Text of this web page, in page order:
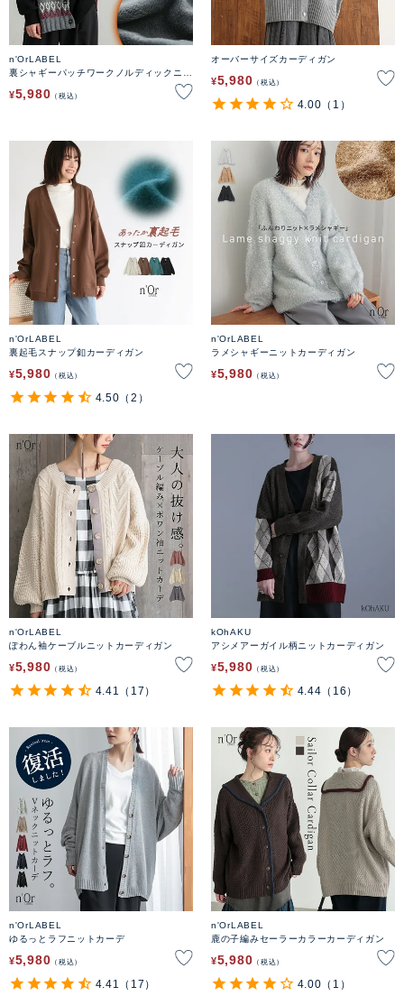
n'OrLABEL
裏シャギーパッチワークノルディックニッ
¥5,980 税込
オーバーサイズカーディガン
¥5,980 税込
4.00 （1）
n'OrLABEL
裏起毛スナップ釦カーディガン
¥5,980 税込
4.50 （2）
n'OrLABEL
ラメシャギーニットカーディガン
¥5,980 税込
n'OrLABEL
ぽわん袖ケーブルニットカーディガン
¥5,980 税込
4.41 （17）
kOhAKU
アシメアーガイル柄ニットカーディガン
¥5,980 税込
4.44 （16）
n'OrLABEL
ゆるっとラフニットカーデ
¥5,980 税込
4.41 （17）
n'OrLABEL
鹿の子編みセーラーカラーカーディガン
¥5,980 税込
4.00 （1）